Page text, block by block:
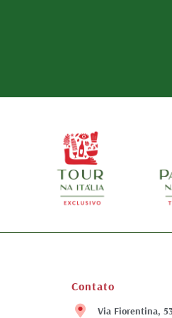
Contato
Via Fiorentina,